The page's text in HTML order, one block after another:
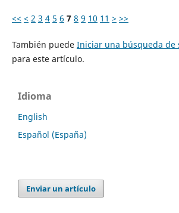
<< < 2 3 4 5 6 7 8 9 10 11 > >>
También puede Iniciar una búsqueda de
para este artículo.
Idioma
English
Español (España)
Enviar un artículo